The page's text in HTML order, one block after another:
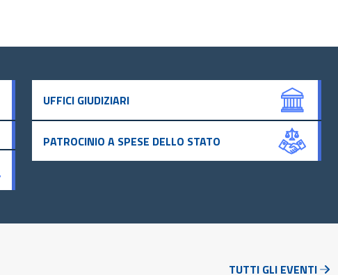
UFFICI GIUDIZIARI
PATROCINIO A SPESE DELLO STATO
TUTTI GLI EVENTI